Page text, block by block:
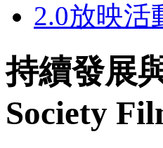
2.0放映活
持續發展
Society